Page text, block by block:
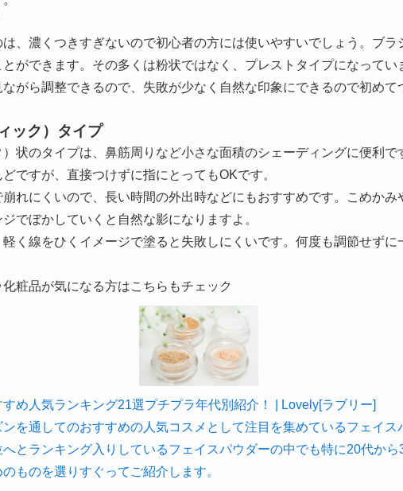
、濃くつきすぎないので初心者の方には使いやすいでしょう。ブラ
ができます。その多くは粉状ではなく、プレストタイプになってい
がら調整できるので、失敗が少なく自然な印象にできるので初めて
ック）タイプ
状のタイプは、鼻筋周りなど小さな面積のシェーディングに便利で
ですが、直接つけずに指にとってもOKです。
れにくいので、長い時間の外出時などにもおすすめです。こめかみ
でぼかしていくと自然な影になりますよ。
く線をひくイメージで塗ると失敗しにくいです。何度も調節せずに
粧品が気になる方はこちらもチェック
め人気ランキング21選プチプラ年代別紹介！ | Lovely[ラブリー]
を通してのおすすめの人気コスメとして注目を集めているフェイス
とランキング入りしているフェイスパウダーの中でも特に20代から
ものを選りすぐってご紹介します。